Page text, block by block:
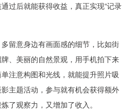
过后就能获得收益，真正实现“记录
留意身边有画面感的细节，比如街
、美丽的自然景观，用手机拍下来
注意构图和光线，就能提升照片吸
主题活动，参与就有机会获得额外
了观察力，又增加了收入。